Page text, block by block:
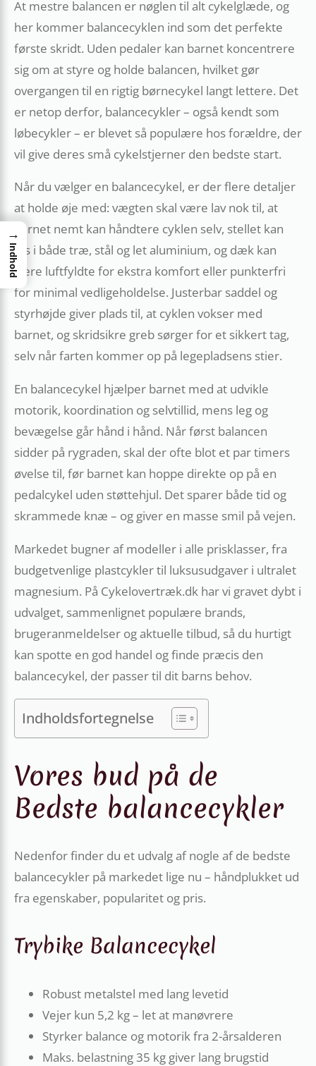
At mestre balancen er nøglen til alt cykelglæde, og
her kommer balancecyklen ind som det perfekte
første skridt. Uden pedaler kan barnet koncentrere
sig om at styre og holde balancen, hvilket gør
overgangen til en rigtig børnecykel langt lettere. Det
er netop derfor, balancecykler – også kendt som
løbecykler – er blevet så populære hos forældre, der
vil give deres små cykelstjerner den bedste start.
Når du vælger en balancecykel, er der flere detaljer
at holde øje med: vægten skal være lav nok til, at
barnet nemt kan håndtere cyklen selv, stellet kan
fås i både træ, stål og let aluminium, og dæk kan
være luftfyldte for ekstra komfort eller punkterfri
for minimal vedligeholdelse. Justerbar saddel og
styrhøjde giver plads til, at cyklen vokser med
barnet, og skridsikre greb sørger for et sikkert tag,
selv når farten kommer op på legepladsens stier.
En balancecykel hjælper barnet med at udvikle
motorik, koordination og selvtillid, mens leg og
bevægelse går hånd i hånd. Når først balancen
sidder på rygraden, skal der ofte blot et par timers
øvelse til, før barnet kan hoppe direkte op på en
pedalcykel uden støttehjul. Det sparer både tid og
skrammede knæ – og giver en masse smil på vejen.
Markedet bugner af modeller i alle prisklasser, fra
budgetvenlige plastcykler til luksusudgaver i ultralet
magnesium. På Cykelovertræk.dk har vi gravet dybt i
udvalget, sammenlignet populære brands,
brugeranmeldelser og aktuelle tilbud, så du hurtigt
kan spotte en god handel og finde præcis den
balancecykel, der passer til dit barns behov.
Indholdsfortegnelse
Vores bud på de
Bedste balancecykler
Nedenfor finder du et udvalg af nogle af de bedste
balancecykler på markedet lige nu – håndplukket ud
fra egenskaber, popularitet og pris.
Trybike Balancecykel
Robust metalstel med lang levetid
Vejer kun 5,2 kg – let at manøvrere
Styrker balance og motorik fra 2-årsalderen
Maks. belastning 35 kg giver lang brugstid
→
Indhold